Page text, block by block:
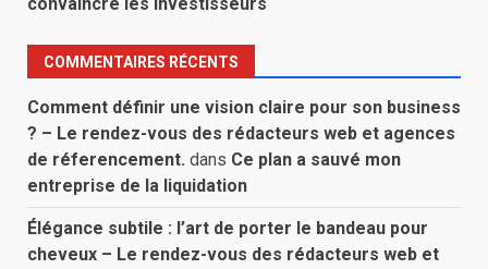
COMMENTAIRES RÉCENTS
Comment définir une vision claire pour son business
? – Le rendez-vous des rédacteurs web et agences
de réferencement. dans Ce plan a sauvé mon
entreprise de la liquidation
Élégance subtile : l’art de porter le bandeau pour
cheveux – Le rendez-vous des rédacteurs web et